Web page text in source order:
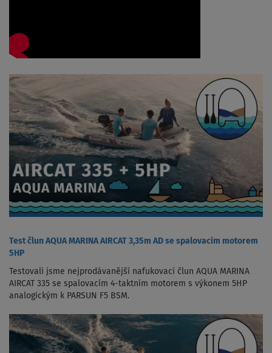
Test člun AQUA MARINA AIRCAT 3,35m AD se spalovacím motorem
5HP
Testovali jsme nejprodávanější nafukovací člun AQUA MARINA
AIRCAT 335 se spalovacím 4-taktním motorem s výkonem 5HP
analogickým k PARSUN F5 BSM.